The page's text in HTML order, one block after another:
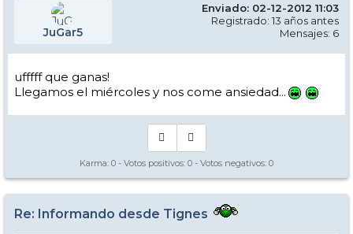
JuGar5
Enviado: 02-12-2012 11:03
Registrado: 13 años antes
Mensajes: 6
ufffff que ganas!
Llegamos el miércoles y nos come ansiedad...
Karma: 0 - Votos positivos: 0 - Votos negativos: 0
Re: Informando desde Tignes